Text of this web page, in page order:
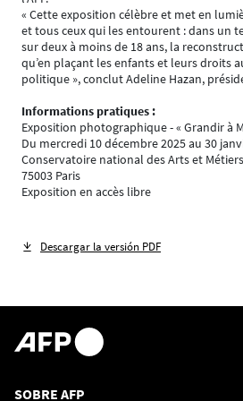
« Cette exposition célèbre et met en
et tous ceux qui les entourent : dans un
sur deux à moins de 18 ans, la
qu’en plaçant les enfants et leurs droits
politique », conclut Adeline Hazan,
Informations pratiques :
Exposition photographique - « Grandir à
Du mercredi 10 décembre 2025 au 30
Conservatoire national des Arts et
75003 Paris
Exposition en accès libre
Descargar la versión PDF
SOBRE AFP